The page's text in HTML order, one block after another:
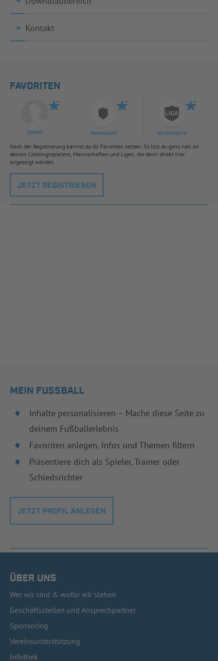
Kontakt
FAVORITEN
Spieler Mannschaft Wettbewerb
Nach der Registrierung kannst du dir Favoriten setzen. So bist du ganz nah an
deinen Lieblingsspielern, Mannschaften und Ligen, die dann direkt hier
angezeigt werden.
JETZT REGISTRIEREN
MEIN FUSSBALL
Inhalte personalisieren – Mache diese Seite zu
deinem Fußballerlebnis
Favoriten anlegen, Infos und Themen filtern
Präsentiere dich als Spieler, Trainer oder
Schiedsrichter
JETZT PROFIL ANLEGEN
ÜBER UNS
Wer wir sind & wofür wir stehen
Geschäftsstellen und Ansprechpartner
Sponsoring
Vereinsunterstützung
Infothek